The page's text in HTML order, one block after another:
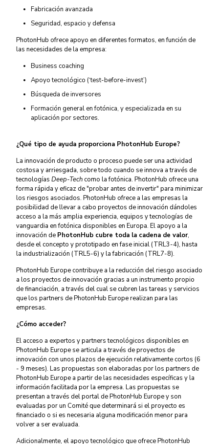
Fabricación avanzada
Seguridad, espacio y defensa
PhotonHub ofrece apoyo en diferentes formatos, en función de
las necesidades de la empresa:
Business coaching
Apoyo tecnológico (‘test-before-invest’)
Búsqueda de inversores
Formación general en fotónica, y especializada en su
aplicación por sectores.
¿Qué tipo de ayuda proporciona PhotonHub Europe?
La innovación de producto o proceso puede ser una actividad
costosa y arriesgada, sobre todo cuando se innova a través de
tecnologías Deep-Techcomo la fotónica. PhotonHub ofrece una
forma rápida y eficaz de "probar antes de invertir" para minimizar
los riesgos asociados. PhotonHub ofrece a las empresas la
posibilidad de llevar a cabo proyectos de innovación dándoles
acceso a la más amplia experiencia, equipos y tecnologías de
vanguardia en fotónica disponibles en Europa. El apoyo a la
innovación de PhotonHub cubre toda la cadena de valor,
desde el concepto y prototipado en fase inicial (TRL3-4), hasta
la industrialización (TRL5-6) y la fabricación (TRL7-8).
PhotonHub Europe contribuye a la reducción del riesgo asociado
a los proyectos de innovación gracias a un instrumento propio
de financiación, a través del cual se cubren las tareas y servicios
que los partners de PhotonHub Europe realizan para las
empresas.
¿Cómo acceder?
El acceso a expertos y partners tecnológicos disponibles en
PhotonHub Europe se articula a través de proyectos de
innovación con unos plazos de ejecución relativamente cortos (6
- 9 meses). Las propuestas son elaboradas por los partners de
PhotonHub Europe a partir de las necesidades específicas y la
información facilitada por la empresa. Las propuestas se
presentan a través del portal de PhotonHub Europe y son
evaluadas por un Comité que determinará si el proyecto es
financiado o si es necesaria alguna modificación menor para
volver a ser evaluada.
Adicionalmente, el apoyo tecnológico que ofrece PhotonHub